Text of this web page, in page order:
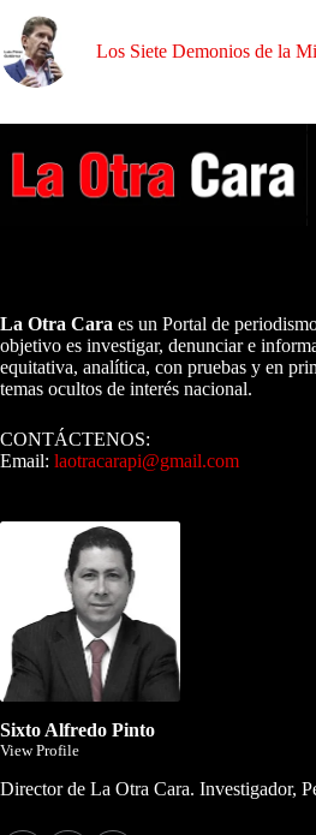
Los Siete Demonios de la
La Otra Cara es un Portal de
objetivo es investigar, denunciar e
equitativa, analítica, con pruebas y en
temas ocultos de interés nacional.
CONTÁCTENOS:
Email: laotracarapi@gmail.com
Sixto Alfredo Pinto
View Profile
Director de La Otra Cara. Investigador,